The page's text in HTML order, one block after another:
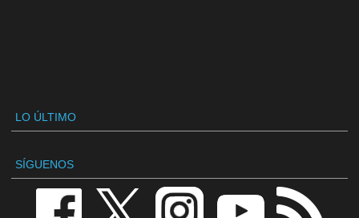
LO ÚLTIMO
SÍGUENOS